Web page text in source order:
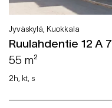
Jyväskylä, Kuokkala
Ruulahdentie 12 A 7
55 m²
2h, kt, s